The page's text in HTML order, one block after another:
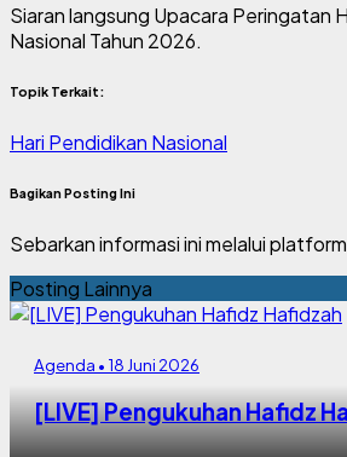
Siaran langsung Upacara Peringatan
Nasional Tahun 2026.
Topik Terkait:
Hari Pendidikan Nasional
Bagikan Posting Ini
Sebarkan informasi ini melalui
Posting Lainnya
Agenda • 18 Juni 2026
[LIVE] Pengukuhan Hafidz